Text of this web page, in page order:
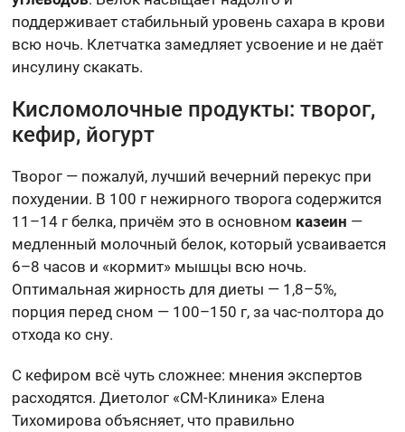
поддерживает стабильный уровень сахара в крови
всю ночь. Клетчатка замедляет усвоение и не даёт
инсулину скакать.
Кисломолочные продукты: творог,
кефир, йогурт
Творог — пожалуй, лучший вечерний перекус при
похудении. В 100 г нежирного творога содержится
11–14 г белка, причём это в основном казеин —
медленный молочный белок, который усваивается
6–8 часов и «кормит» мышцы всю ночь.
Оптимальная жирность для диеты — 1,8–5%,
порция перед сном — 100–150 г, за час-полтора до
отхода ко сну.
С кефиром всё чуть сложнее: мнения экспертов
расходятся. Диетолог «СМ-Клиника» Елена
Тихомирова объясняет, что правильно